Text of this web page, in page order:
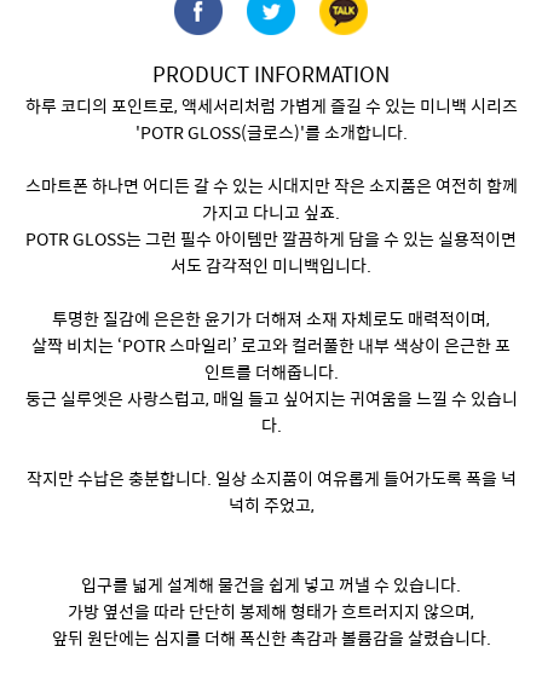
PRODUCT INFORMATION
하루 코디의 포인트로, 액세서리처럼 가볍게 즐길 수 있는 미니백 시리즈
'POTR GLOSS(글로스)'를 소개합니다.
스마트폰 하나면 어디든 갈 수 있는 시대지만 작은 소지품은 여전히 함께
가지고 다니고 싶죠.
POTR GLOSS는 그런 필수 아이템만 깔끔하게 담을 수 있는 실용적이면
서도 감각적인 미니백입니다.
투명한 질감에 은은한 윤기가 더해져 소재 자체로도 매력적이며,
살짝 비치는 ‘POTR 스마일리’ 로고와 컬러풀한 내부 색상이 은근한 포
인트를 더해줍니다.
둥근 실루엣은 사랑스럽고, 매일 들고 싶어지는 귀여움을 느낄 수 있습니
다.
작지만 수납은 충분합니다. 일상 소지품이 여유롭게 들어가도록 폭을 넉
넉히 주었고,
입구를 넓게 설계해 물건을 쉽게 넣고 꺼낼 수 있습니다.
가방 옆선을 따라 단단히 봉제해 형태가 흐트러지지 않으며,
앞뒤 원단에는 심지를 더해 폭신한 촉감과 볼륨감을 살렸습니다.